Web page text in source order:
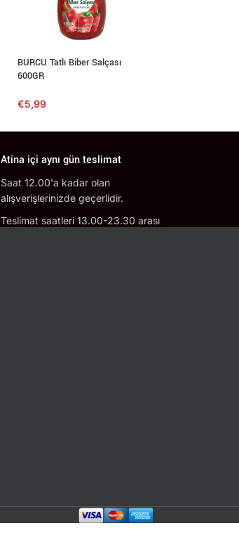
BURCU Tatlı Biber Salçası
600GR
€5,99
Atina içi aynı gün teslimat
Saat 12.00'a kadar olan
alışverişlerinizde geçerlidir.
Teslimat saatleri 13.00-23.30 arası